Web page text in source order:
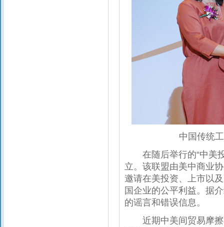
中国传统
在随后举行的“中美投
立。该联盟由美中商业
邀请在美投资、上市以
国企业的公平利益。据
的谣言和错误信息。
近期中美间贸易摩擦